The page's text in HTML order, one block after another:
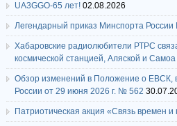
UA3GGO-65 лет! 02.08.2026
Легендарный приказ Минспорта
Хабаровские радиолюбители РТРС
космической станцией, Аляской и Самоа
Обзор изменений в Положение о ЕВСК,
России от 29 июня 2026 г. № 562
Патриотическая акция «Связь времен и